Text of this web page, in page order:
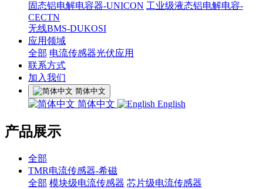
固态铝电解电容器-UNICON 工业级液态铝电解电容-
CECTN
无线BMS-DUKOSI
应用领域
全部 电流传感器光伏应用
联系方式
加入我们
简体中文
简体中文 English
产品展示
全部
TMR电流传感器-希磁
全部 模块级电流传感器 芯片级电流传感器